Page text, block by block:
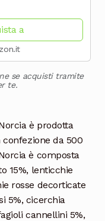
a
se acquisti tramite
te.
è prodotta
confezione da 500
è composta
15%, lenticchie
rosse decorticate
5%, cicerchia
cannellini 5%,